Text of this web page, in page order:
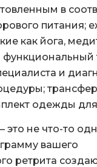
в
питания;
как йога,
функциональный
и
одежды
это не что-то
вашего
ретрита